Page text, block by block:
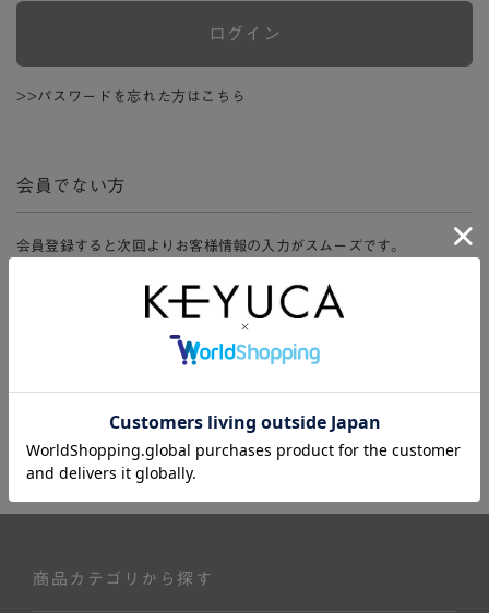
ログイン
>>パスワードを忘れた方はこちら
会員でない方
会員登録すると次回よりお客様情報の入力がスムーズです。
ージ、購入履歴をご利用いただけます。
商品カテゴリから探す